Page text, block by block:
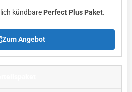
kündbare Perfect Plus Paket.
Zum Angebot